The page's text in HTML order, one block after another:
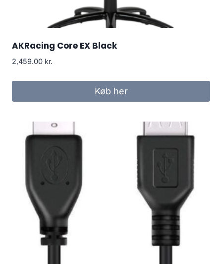
AKRacing Core EX Black
2,459.00 kr.
Køb her